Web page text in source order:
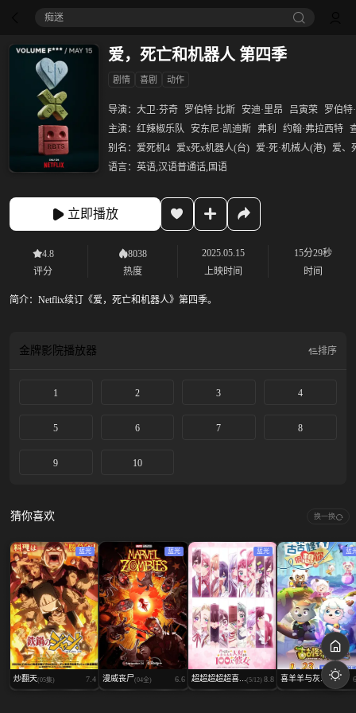
痴迷
爱，死亡和机器人 第四季
剧情 喜剧 动作
导演： 大卫·芬奇 罗伯特·比斯 安迪·里昂 吕寅荣
罗伯特
主演： 红辣椒乐队 安东尼·凯迪斯 弗利 约翰·弗拉西特
别名： 爱死机4 爱x死x机器人(台) 爱·死·机械人(港)
爱、
语言： 英语,汉语普通话,国语
立即播放
4.8
评分
8038
热度
2025.05.15
上映时间
15分29秒
时间
简介： Netflix续订《爱，死亡和机器人》第四季。
金牌影院播放器 排序
1 2 3 4
5 6 7 8
9 10
猜你喜欢 换一换
蓝光
炒翻天(05集) 7.4
蓝光
漫威丧尸(04全) 6.6
蓝光
超超超超超喜... (5/12) 8.8
蓝
喜羊羊与灰... (14/60)